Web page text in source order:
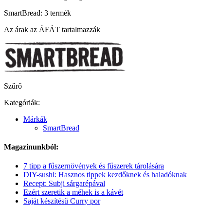
SmartBread: 3 termék
Az árak az ÁFÁT tartalmazzák
Szűrő
Kategóriák:
Márkák
SmartBread
Magazinunkból:
7 tipp a fűszernövények és fűszerek tárolására
DIY-sushi: Hasznos tippek kezdőknek és haladóknak
Recept: Subji sárgarépával
Ezért szeretik a méhek is a kávét
Saját készítésű Curry por